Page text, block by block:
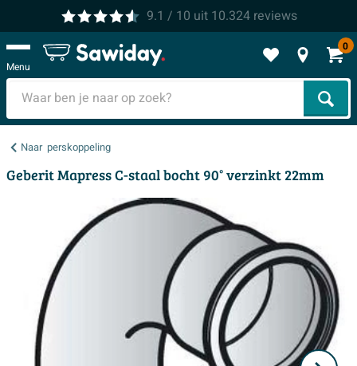
9.1 / 10 uit 10.324reviews
Menu
0
Naar perskoppeling
Geberit Mapress C-staal bocht 90° verzinkt 22mm